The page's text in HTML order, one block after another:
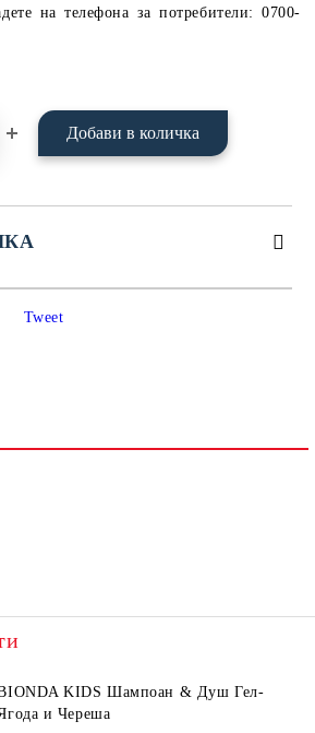
на телефона за потребители: 0700-
Tweet
KIDS Шампоан & Душ Гел-
и Череша